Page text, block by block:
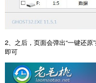
2、之后，页面会弹出“一键还原
即可